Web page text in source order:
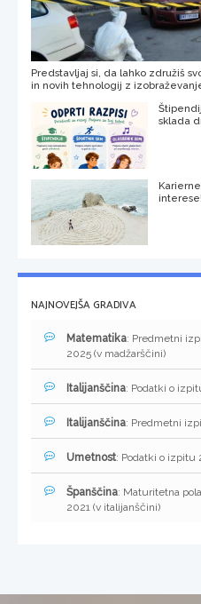
Predstavljaj si, da lahko združiš
in novih tehnologij z
sklada
interese!
NAJNOVEJŠA GRADIVA
Matematika: Predmetni
2025 (v madžarščini)
Italijanščina: Podatki o
Italijanščina: Predmetni
Umetnost: Podatki o izpitu
Španščina: Maturitetna
2021 (v italijanščini)